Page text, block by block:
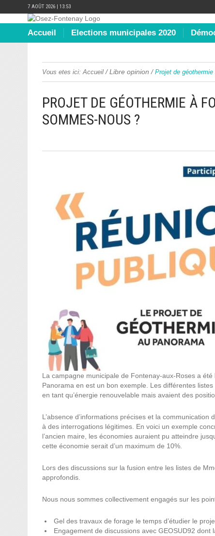
7 AOÛT 2026 | 13:53
Accueil Elections municipales 2020
Vous etes ici: Accueil /Libre opinion / Projet de
PROJET DE GÉOTHERMIE À
SOMMES-NOUS ?
La campagne municipale de Fontenay-aux-Roses a
Panorama en est un bon exemple. Les différentes
en tant qu’énergie renouvelable mais avaient des
L’absence d’informations précises et la
à des interrogations légitimes. En voici un exemple
l’ancien maire, les économies auraient pu atteindre
cette économie serait d’un maximum de 10%.
Lors des discussions sur la fusion entre les listes de
approfondis.
Nous nous sommes collectivement engagés sur les
⁠Gel des travaux de forage le temps d’étudier le
⁠Engagement de discussions avec GEOSUD92